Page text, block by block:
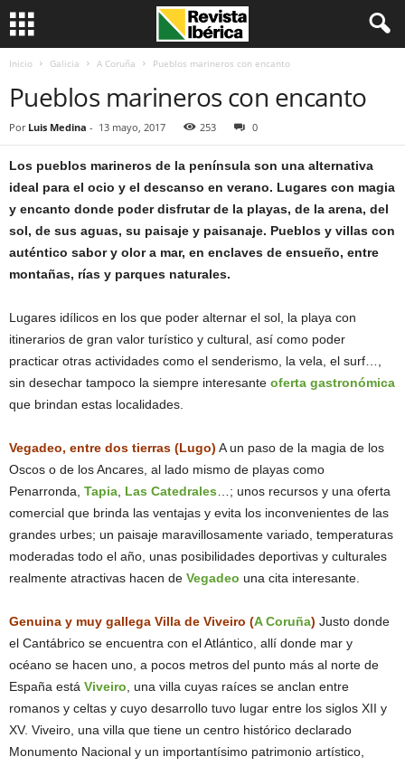
Inicio Galicia A Coruña Pueblos marineros con encanto
Pueblos marineros con encanto
Por Luis Medina - 13 mayo, 2017 253 0
Los pueblos marineros de la península son una alternativa
ideal para el ocio y el descanso en verano. Lugares con magia
y encanto donde poder disfrutar de la playas, de la arena, del
sol, de sus aguas, su paisaje y paisanaje. Pueblos y villas con
auténtico sabor y olor a mar, en enclaves de ensueño, entre
montañas, rías y parques naturales.
Lugares idílicos en los que poder alternar el sol, la playa con
itinerarios de gran valor turístico y cultural, así como poder
practicar otras actividades como el senderismo, la vela, el surf…,
sin desechar tampoco la siempre interesante oferta gastronómica
que brindan estas localidades.
Vegadeo, entre dos tierras (Lugo) A un paso de la magia de los
Oscos o de los Ancares, al lado mismo de playas como
Penarronda, Tapia Las Catedrales …; unos recursos y una oferta
comercial que brinda las ventajas y evita los inconvenientes de las
grandes urbes; un paisaje maravillosamente variado, temperaturas
moderadas todo el año, unas posibilidades deportivas y culturales
realmente atractivas hacen de Vegadeo una cita interesante.
Genuina y muy gallega Villa de Viveiro (A Coruña) Justo donde
el Cantábrico se encuentra con el Atlántico, allí donde mar y
océano se hacen uno, a pocos metros del punto más al norte de
España está Viveiro , una villa cuyas raíces se anclan entre
romanos y celtas y cuyo desarrollo tuvo lugar entre los siglos XII y
XV. Viveiro, una villa que tiene un centro histórico declarado
Monumento Nacional y un importantísimo patrimonio artístico,